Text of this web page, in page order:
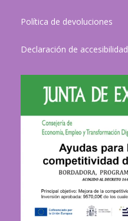
Política de devoluciones
Declaración de accesibilidad